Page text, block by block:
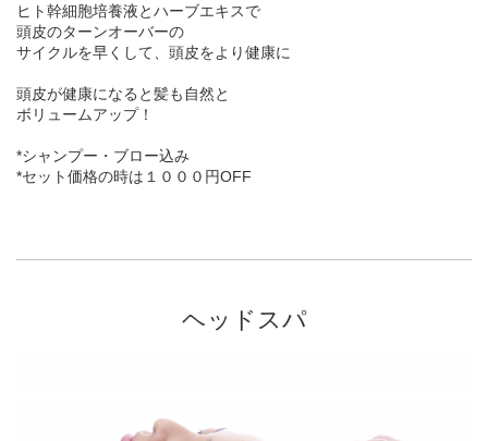
ヒト幹細胞培養液とハーブエキスで
頭皮のターンオーバーの
サイクルを早くして、頭皮をより健康に
頭皮が健康になると髪も自然と
ボリュームアップ！
*シャンプー・ブロー込み
*セット価格の時は１０００円OFF
ヘッドスパ